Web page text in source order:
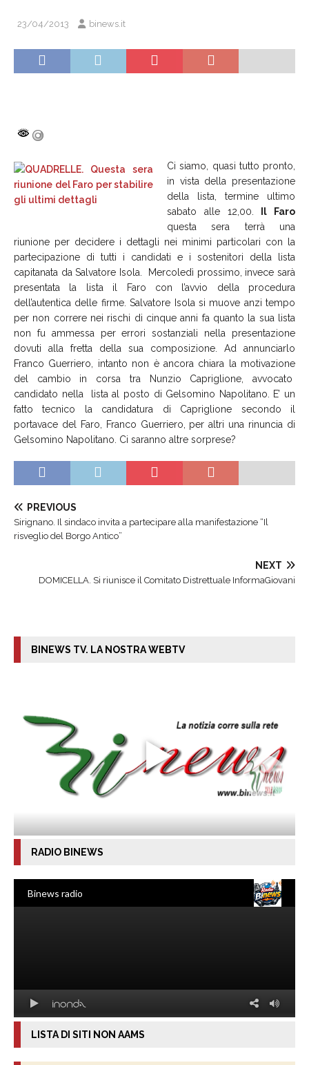
23/04/2013 binews.it
Ci siamo, quasi tutto pronto,
in vista della presentazione
della lista, termine ultimo
sabato alle 12,00. Il Faro
questa sera terrà una
riunione per decidere i dettagli nei minimi particolari con la
partecipazione di tutti i candidati e i sostenitori della lista
capitanata da Salvatore Isola. Mercoledì prossimo, invece sarà
presentata la lista il Faro con l’avvio della procedura
dell’autentica delle firme. Salvatore Isola si muove anzi tempo
per non correre nei rischi di cinque anni fa quanto la sua lista
non fu ammessa per errori sostanziali nella presentazione
dovuti alla fretta della sua composizione. Ad annunciarlo
Franco Guerriero, intanto non è ancora chiara la motivazione
del cambio in corsa tra Nunzio Capriglione, avvocato
candidato nella lista al posto di Gelsomino Napolitano. E’ un
fatto tecnico la candidatura di Capriglione secondo il
portavace del Faro, Franco Guerriero, per altri una rinuncia di
Gelsomino Napolitano. Ci saranno altre sorprese?
PREVIOUS
Sirignano. Il sindaco invita a partecipare alla manifestazione “Il
risveglio del Borgo Antico”
NEXT
DOMICELLA. Si riunisce il Comitato Distrettuale InformaGiovani
BINEWS TV. LA NOSTRA WEBTV
RADIO BINEWS
LISTA DI SITI NON AAMS